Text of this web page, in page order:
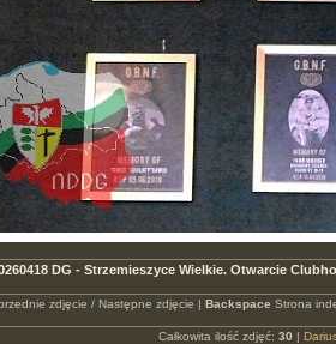
DG - Strzemieszyce Wielkie. Otwarcie
zdjęcie / Następne zdjęcie | Backspace Strona
Całkowita ilość zdjęć: 30 |